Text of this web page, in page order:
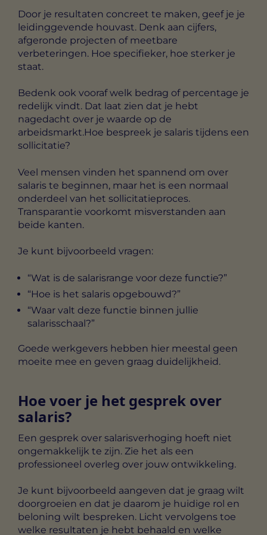
Door je resultaten concreet te maken, geef je je
leidinggevende houvast. Denk aan cijfers,
afgeronde projecten of meetbare
verbeteringen. Hoe specifieker, hoe sterker je
staat.
Bedenk ook vooraf welk bedrag of percentage je
redelijk vindt. Dat laat zien dat je hebt
nagedacht over je waarde op de
arbeidsmarkt.Hoe bespreek je salaris tijdens een
sollicitatie?
Veel mensen vinden het spannend om over
salaris te beginnen, maar het is een normaal
onderdeel van het sollicitatieproces.
Transparantie voorkomt misverstanden aan
beide kanten.
Je kunt bijvoorbeeld vragen:
“Wat is de salarisrange voor deze functie?”
“Hoe is het salaris opgebouwd?”
“Waar valt deze functie binnen jullie
salarisschaal?”
Goede werkgevers hebben hier meestal geen
moeite mee en geven graag duidelijkheid.
Hoe voer je het gesprek over
salaris?
Een gesprek over salarisverhoging hoeft niet
ongemakkelijk te zijn. Zie het als een
professioneel overleg over jouw ontwikkeling.
Je kunt bijvoorbeeld aangeven dat je graag wilt
doorgroeien en dat je daarom je huidige rol en
beloning wilt bespreken. Licht vervolgens toe
welke resultaten je hebt behaald en welke